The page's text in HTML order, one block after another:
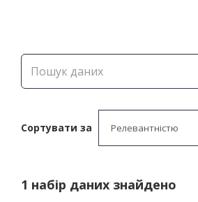
Сортувати за
1 набір даних знайдено